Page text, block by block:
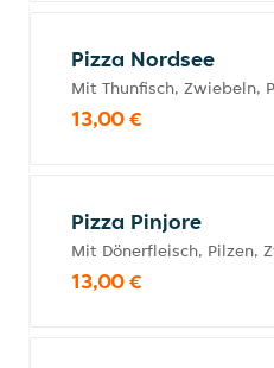
Pizza Nordsee
Mit Thunfisch, Zwiebeln,
13,00 €
Pizza Pinjore
Mit Dönerfleisch, Pilzen,
13,00 €